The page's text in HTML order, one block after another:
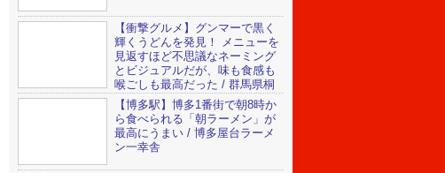
【衝撃グルメ】グンマーで黒く
輝くうどんを発見！ メニューを
見返すほど不思議なネーミング
とビジュアルだが、味も食感も
喉ごしも最高だった / 群馬県桐
生市
【博多駅】博多1番街で朝8時か
ら食べられる「朝ラーメン」が
最高にうまい / 博多屋台ラーメ
ン一幸舎